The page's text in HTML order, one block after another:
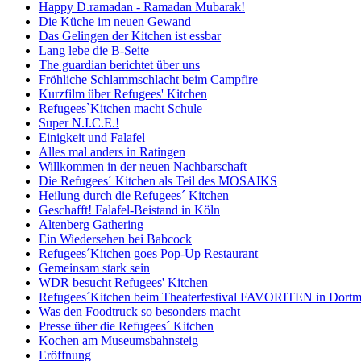
Happy D.ramadan - Ramadan Mubarak!
Die Küche im neuen Gewand
Das Gelingen der Kitchen ist essbar
Lang lebe die B-Seite
The guardian berichtet über uns
Fröhliche Schlammschlacht beim Campfire
Kurzfilm über Refugees' Kitchen
Refugees`Kitchen macht Schule
Super N.I.C.E.!
Einigkeit und Falafel
Alles mal anders in Ratingen
Willkommen in der neuen Nachbarschaft
Die Refugees´ Kitchen als Teil des MOSAIKS
Heilung durch die Refugees´ Kitchen
Geschafft! Falafel-Beistand in Köln
Altenberg Gathering
Ein Wiedersehen bei Babcock
Refugees´Kitchen goes Pop-Up Restaurant
Gemeinsam stark sein
WDR besucht Refugees' Kitchen
Refugees´Kitchen beim Theaterfestival FAVORITEN in
Was den Foodtruck so besonders macht
Presse über die Refugees´ Kitchen
Kochen am Museumsbahnsteig
Eröffnung